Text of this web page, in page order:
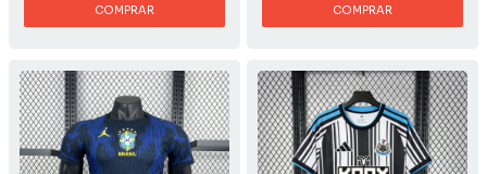
COMPRAR COMPRAR